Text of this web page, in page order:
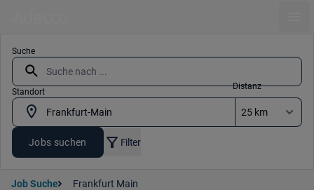
Suche
Standort
Distanz
Jobs suchen Filter
Job Suche Frankfurt Main